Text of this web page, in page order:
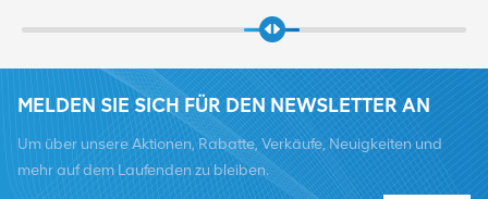
MELDEN SIE SICH FÜR DEN NEWSLETTER AN
Um über unsere Aktionen, Rabatte, Verkäufe, Neuigkeiten und
mehr auf dem Laufenden zu bleiben.